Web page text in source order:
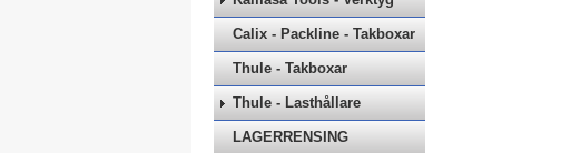
Calix - Packline - Takboxar
Thule - Takboxar
Thule - Lasthållare
LAGERRENSING